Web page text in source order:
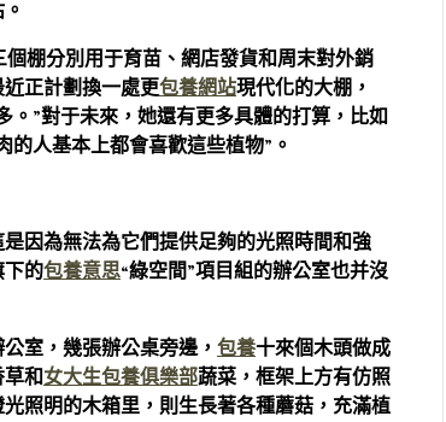
棚分別用于育苗、網店發貨和周末對外銷
正計劃換一處更包養網站現代化的大棚，
”對于未來，她還有更多具體的打算，比如
人基本上都會喜歡這些植物”。
因為無法為它們提供足夠的光照時間和強
下的包養意思“綠空間”項目組的辦公室也并沒
室，幾張辦公桌旁邊， 包養十來個木頭做成
和女大生包養俱樂部蔬菜，框架上方有仿照
照明的木箱里，則生長著各種蘑菇，充滿植